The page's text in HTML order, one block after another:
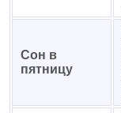
Сон в
пятницу